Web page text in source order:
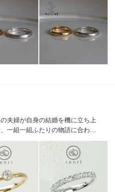
理にキラキラしてなくても良い
こなしに合わせて、ファッショ
でもらいたいから、作っている
みを効かせたナチュラルモダン
夫婦が自身の結婚を機に立ち上
一組一組ふたりの物語に合わせ
研ぎ澄まされた感性と確かな品
たりらしい世界に一つのリング
緒に過ごした時間も大切な思い